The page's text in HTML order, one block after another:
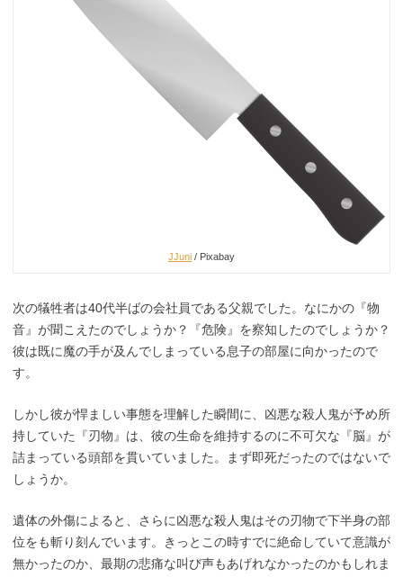
JJuni / Pixabay
次の犠牲者は40代半ばの会社員である父親でした。なにかの『物
音』が聞こえたのでしょうか？『危険』を察知したのでしょうか？
彼は既に魔の手が及んでしまっている息子の部屋に向かったので
す。
しかし彼が悍ましい事態を理解した瞬間に、凶悪な殺人鬼が予め所
持していた『刃物』は、彼の生命を維持するのに不可欠な『脳』が
詰まっている頭部を貫いていました。まず即死だったのではないで
しょうか。
遺体の外傷によると、さらに凶悪な殺人鬼はその刃物で下半身の部
位をも斬り刻んでいます。きっとこの時すでに絶命していて意識が
無かったのか、最期の悲痛な叫び声もあげれなかったのかもしれま